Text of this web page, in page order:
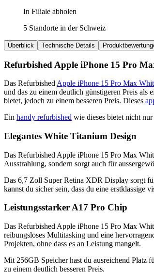
In Filiale abholen
5 Standorte in der Schweiz
Überblick Technische Details
Refurbished Apple iPhone 15 Pro
Das Refurbished Apple iPhone 15 Pro Max
und das zu einem deutlich günstigeren Preis als
bietet, jedoch zu einem besseren Preis. Dieses
Ein handy refurbished wie dieses bietet nicht
Elegantes White Titanium Design
Das Refurbished Apple iPhone 15 Pro Max
Ausstrahlung, sondern sorgt auch für
Das 6,7 Zoll Super Retina XDR Display sorgt
kannst du sicher sein, dass du eine erstklassige
Leistungsstarker A17 Pro Chip
Das Refurbished Apple iPhone 15 Pro Max
reibungsloses Multitasking und eine
Projekten, ohne dass es an Leistung mangelt.
Mit 256GB Speicher hast du ausreichend Platz
zu einem deutlich besseren Preis.